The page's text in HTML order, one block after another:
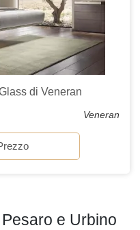
di Veneran
Veneran
e Urbino